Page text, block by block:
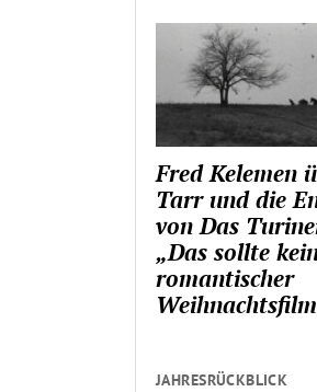
Fred Kelemen
Tarr und die
von Das
„Das sollte
romantischer
JAHRESRÜCKBLICK